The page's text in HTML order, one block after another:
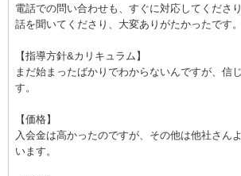
電話での問い合わせも、すぐに対応してくださ
話を聞いてくださり、大変ありがたかったです。
【指導方針&カリキュラム】
まだ始まったばかりでわからないんですが、信
す。
【価格】
入会金は高かったのですが、その他は他社さん
います。